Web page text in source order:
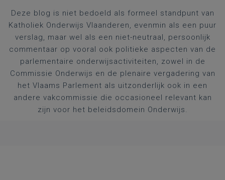
Deze blog is niet bedoeld als formeel standpunt van
Katholiek Onderwijs Vlaanderen, evenmin als een puur
verslag, maar wel als een niet-neutraal, persoonlijk
commentaar op vooral ook politieke aspecten van de
parlementaire onderwijsactiviteiten, zowel in de
Commissie Onderwijs en de plenaire vergadering van
het Vlaams Parlement als uitzonderlijk ook in een
andere vakcommissie die occasioneel relevant kan
zijn voor het beleidsdomein Onderwijs.